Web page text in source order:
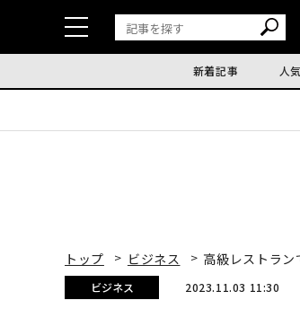
新着記事 人
トップ ビジネス 高級レストラ
ビジネス 2023.11.03 11:30